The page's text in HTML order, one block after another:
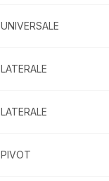
UNIVERSALE
LATERALE
LATERALE
PIVOT